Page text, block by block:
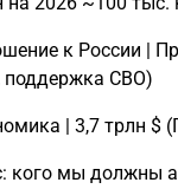
к России |
поддержка СВО)
| 3,7 трлн $
кого мы должны